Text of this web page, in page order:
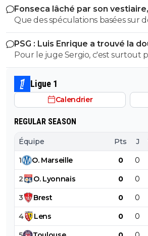
Fonseca lâché par son
Que des spéculations basées sur
de X....
PSG : Luis Enrique a trouvé la
Pour le juge Sergio, c'est surtout
Ligue 1
Calendrier
REGULAR SEASON
Équipe Pts J
1 O. Marseille 0 0
2 O. Lyonnais 0 0
3 Brest 0 0
4 Lens 0 0